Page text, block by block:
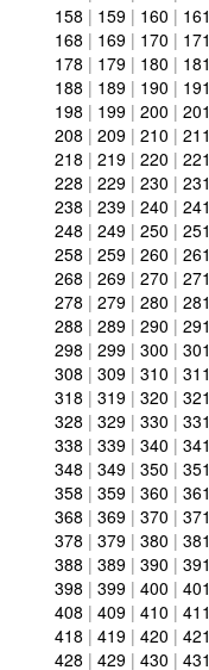
158 | 159 | 160 | 161
168 | 169 | 170 | 171
178 | 179 | 180 | 181
188 | 189 | 190 | 191
198 | 199 | 200 | 201
208 | 209 | 210 | 211
218 | 219 | 220 | 221
228 | 229 | 230 | 231
238 | 239 | 240 | 241
248 | 249 | 250 | 251
258 | 259 | 260 | 261
268 | 269 | 270 | 271
278 | 279 | 280 | 281
288 | 289 | 290 | 291
298 | 299 | 300 | 301
308 | 309 | 310 | 311
318 | 319 | 320 | 321
328 | 329 | 330 | 331
338 | 339 | 340 | 341
348 | 349 | 350 | 351
358 | 359 | 360 | 361
368 | 369 | 370 | 371
378 | 379 | 380 | 381
388 | 389 | 390 | 391
398 | 399 | 400 | 401
408 | 409 | 410 | 411
418 | 419 | 420 | 421
428 | 429 | 430 | 431